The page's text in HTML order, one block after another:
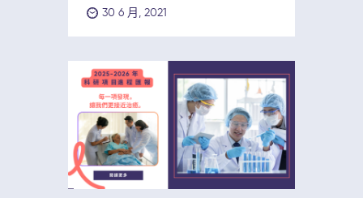
30 6 月, 2021